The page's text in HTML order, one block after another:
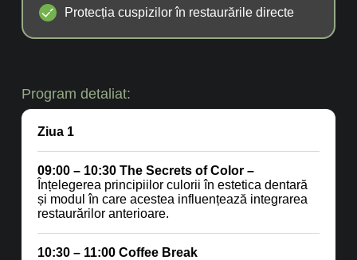
Protecția cuspizilor în restaurările directe
Program detaliat:
Ziua 1
09:00 – 10:30 The Secrets of Color –
Înțelegerea principiilor culorii în estetica dentară
și modul în care acestea influențează integrarea
restaurărilor anterioare.
10:30 – 11:00 Coffee Break